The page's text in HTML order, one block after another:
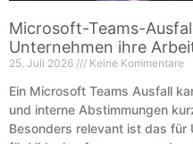
Microsoft-Teams-
Unternehmen ihre
25. Juli 2026 Keine Kommentare
Ein Microsoft Teams Ausfall
und interne Abstimmungen
Besonders relevant ist das für